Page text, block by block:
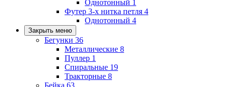
Однотонный 1
Футер 3-х нитка петля 4
Однотонный 4
Закрыть меню
Бегунки 36
Металлические 8
Пуллер 1
Спиральные 19
Тракторные 8
Бейка 63